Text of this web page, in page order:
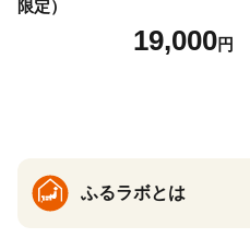
限定）
19,000円
ふるラボとは